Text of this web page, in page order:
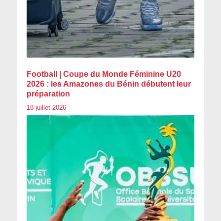
Football | Coupe du Monde Féminine U20
2026 : les Amazones du Bénin débutent leur
préparation
18 juillet 2026